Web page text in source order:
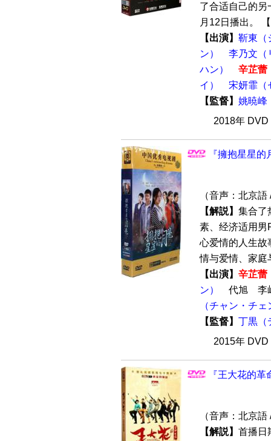
了合适自己的另
月12日播出。
【出演】 靳東（
ン）
李乃文（
ハン）
辛芷蕾
イ）
宋妍霏（
【監督】 姚暁峰
2018年
『擁抱星星
（音声：北京
【解説】 集合了
素、经济适用男
心爱情的人生故
情与爱情、家庭
【出演】 辛芷蕾
ン）
代旭
（チャン・チ
【監督】 丁黒（
2015年
『王大花的
（音声：北京
【解説】 首播日